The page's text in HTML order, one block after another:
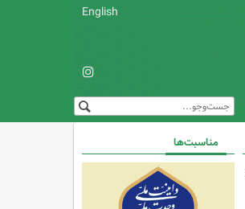
English
مناسبت‌ها